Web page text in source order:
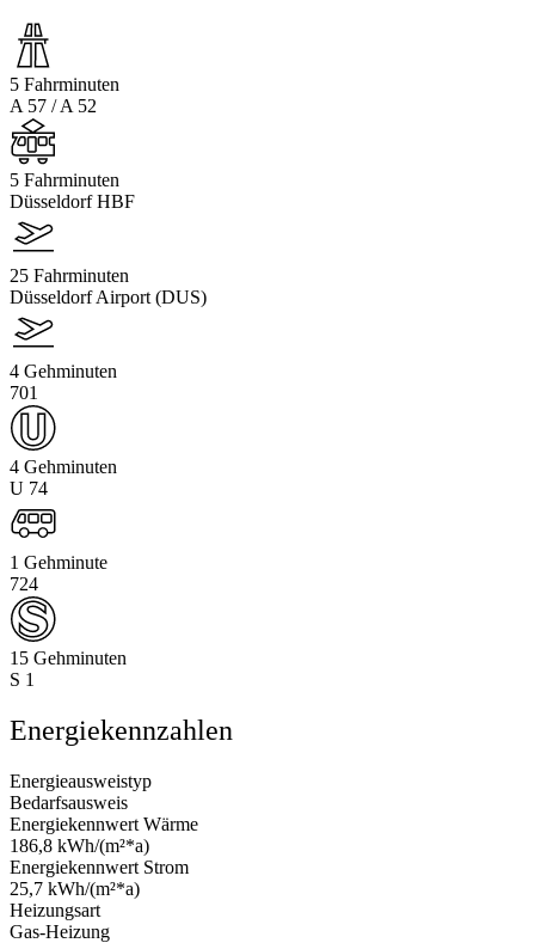
5 Fahrminuten
A 57 / A 52
5 Fahrminuten
Düsseldorf HBF
25 Fahrminuten
Düsseldorf Airport (DUS)
4 Gehminuten
701
4 Gehminuten
U 74
1 Gehminute
724
15 Gehminuten
S 1
Energiekennzahlen
Energieausweistyp
Bedarfsausweis
Energiekennwert Wärme
186,8 kWh/(m²*a)
Energiekennwert Strom
25,7 kWh/(m²*a)
Heizungsart
Gas-Heizung